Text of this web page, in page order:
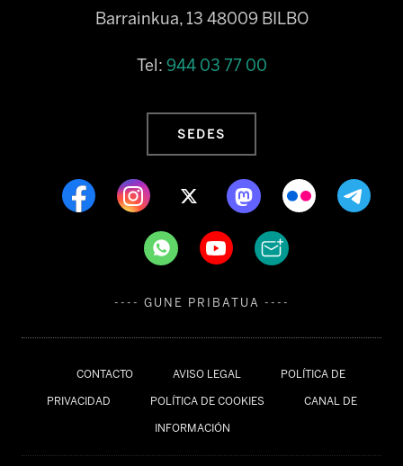
CONTACTO AVISO LEGAL POLÍTICA DE
PRIVACIDAD POLÍTICA DE COOKIES CANAL DE
INFORMACIÓN
Barrainkua, 13 48009 BILBO
Tel: 944 03 77 00
SEDES
---- GUNE PRIBATUA ----